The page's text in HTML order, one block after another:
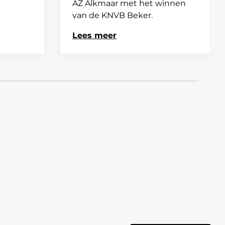
AZ Alkmaar met het winnen
van de KNVB Beker.
Lees meer